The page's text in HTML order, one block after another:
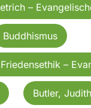
–
Buddhismus
–
Butler, Judith